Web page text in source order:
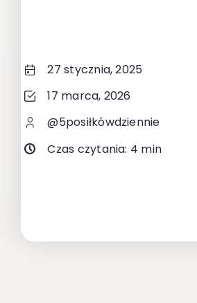
27 stycznia, 2025
17 marca, 2026
@5posiłkówdziennie
Czas czytania: 4 min